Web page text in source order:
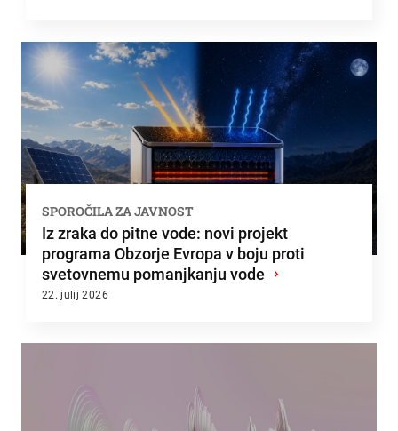
SPOROČILA ZA JAVNOST
Iz zraka do pitne vode: novi projekt
programa Obzorje Evropa v boju proti
svetovnemu pomanjkanju vode ›
22. julij 2026